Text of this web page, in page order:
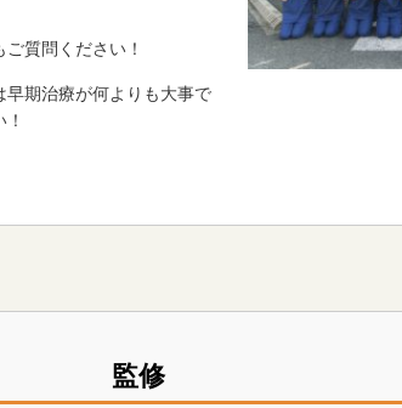
質問ください！
期治療が何よりも大事で
監修